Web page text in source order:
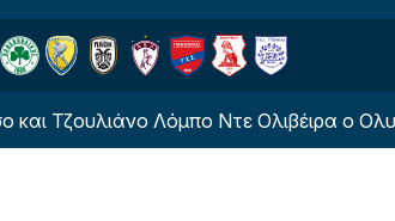
Λόμπο Ντε Ολιβέιρα ο